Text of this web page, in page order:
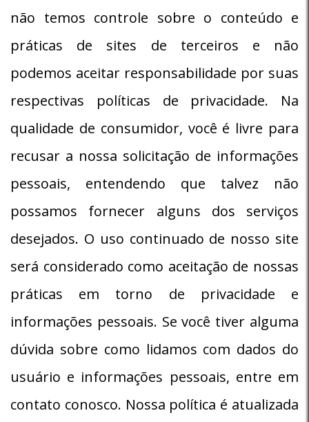
não temos controle sobre o conteúdo e
práticas de sites de terceiros e não
podemos aceitar responsabilidade por suas
respectivas políticas de privacidade. Na
qualidade de consumidor, você é livre para
recusar a nossa solicitação de informações
pessoais, entendendo que talvez não
possamos fornecer alguns dos serviços
desejados. O uso continuado de nosso site
será considerado como aceitação de nossas
práticas em torno de privacidade e
informações pessoais. Se você tiver alguma
dúvida sobre como lidamos com dados do
usuário e informações pessoais, entre em
contato conosco. Nossa política é atualizada